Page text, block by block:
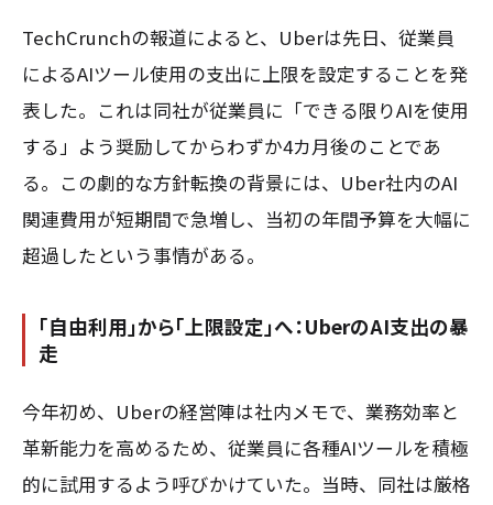
TechCrunchの報道によると、Uberは先日、従業員
によるAIツール使用の支出に上限を設定することを発
表した。これは同社が従業員に「できる限りAIを使用
する」よう奨励してからわずか4カ月後のことであ
る。この劇的な方針転換の背景には、Uber社内のAI
関連費用が短期間で急増し、当初の年間予算を大幅に
超過したという事情がある。
「自由利用」から「上限設定」へ：UberのAI支出の暴
走
今年初め、Uberの経営陣は社内メモで、業務効率と
革新能力を高めるため、従業員に各種AIツールを積極
的に試用するよう呼びかけていた。当時、同社は厳格